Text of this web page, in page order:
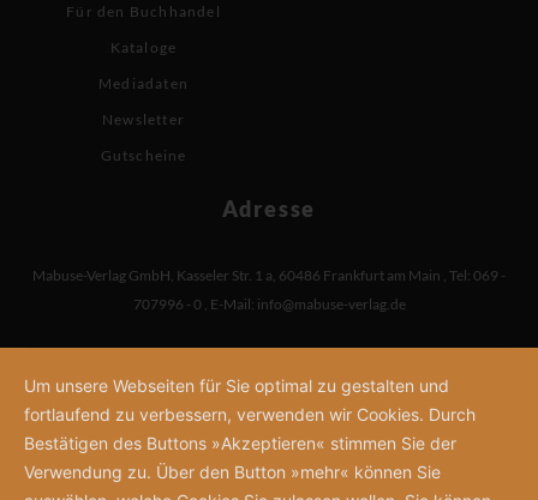
Für den Buchhandel
Kataloge
Mediadaten
Newsletter
Gutscheine
Adresse
Mabuse-Verlag GmbH, Kasseler Str. 1 a, 60486 Frankfurt am Main , Tel: 069 -
707996 - 0 , E-Mail: info@mabuse-verlag.de
Um unsere Webseiten für Sie optimal zu gestalten und
fortlaufend zu verbessern, verwenden wir Cookies. Durch
Bestätigen des Buttons »Akzeptieren« stimmen Sie der
Verwendung zu. Über den Button »mehr« können Sie